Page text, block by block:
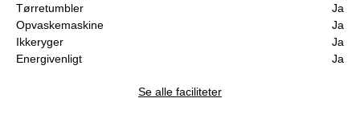
Tørretumbler
Ja
Opvaskemaskine
Ja
Ikkeryger
Ja
Energivenligt
Ja
Se alle faciliteter